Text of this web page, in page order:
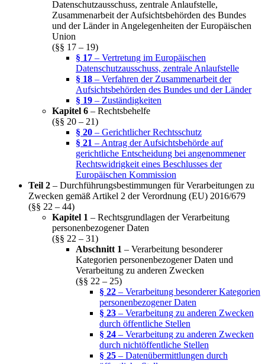
Datenschutzausschuss, zentrale Anlaufstelle,
Zusammenarbeit der Aufsichtsbehörden des Bundes
und der Länder in Angelegenheiten der Europäischen
Union
(§§ 17 – 19)
§ 17 – Vertretung im Europäischen
Datenschutzausschuss, zentrale Anlaufstelle
§ 18 – Verfahren der Zusammenarbeit der
Aufsichtsbehörden des Bundes und der Länder
§ 19 – Zuständigkeiten
Kapitel 6 – Rechtsbehelfe
(§§ 20 – 21)
§ 20 – Gerichtlicher Rechtsschutz
§ 21 – Antrag der Aufsichtsbehörde auf
gerichtliche Entscheidung bei angenommener
Rechtswidrigkeit eines Beschlusses der
Europäischen Kommission
Teil 2 – Durchführungsbestimmungen für Verarbeitungen zu
Zwecken gemäß Artikel 2 der Verordnung (EU) 2016/679
(§§ 22 – 44)
Kapitel 1 – Rechtsgrundlagen der Verarbeitung
personenbezogener Daten
(§§ 22 – 31)
Abschnitt 1 – Verarbeitung besonderer
Kategorien personenbezogener Daten und
Verarbeitung zu anderen Zwecken
(§§ 22 – 25)
§ 22 – Verarbeitung besonderer Kategorien
personenbezogener Daten
§ 23 – Verarbeitung zu anderen Zwecken
durch öffentliche Stellen
§ 24 – Verarbeitung zu anderen Zwecken
durch nichtöffentliche Stellen
§ 25 – Datenübermittlungen durch